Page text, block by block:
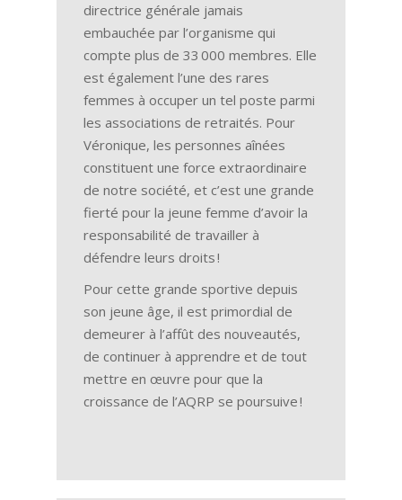
directrice générale jamais
embauchée par l’organisme qui
compte plus de 33 000 membres. Elle
est également l’une des rares
femmes à occuper un tel poste parmi
les associations de retraités. Pour
Véronique, les personnes aînées
constituent une force extraordinaire
de notre société, et c’est une grande
fierté pour la jeune femme d’avoir la
responsabilité de travailler à
défendre leurs droits !
Pour cette grande sportive depuis
son jeune âge, il est primordial de
demeurer à l’affût des nouveautés,
de continuer à apprendre et de tout
mettre en œuvre pour que la
croissance de l’AQRP se poursuive !